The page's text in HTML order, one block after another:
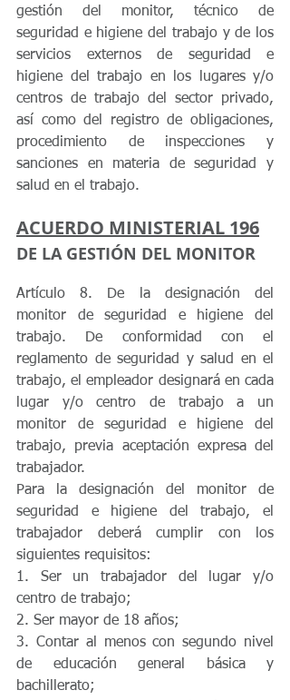
gestión del monitor, técnico de
seguridad e higiene del trabajo y de los
servicios externos de seguridad e
higiene del trabajo en los lugares y/o
centros de trabajo del sector privado,
así como del registro de obligaciones,
procedimiento de inspecciones y
sanciones en materia de seguridad y
salud en el trabajo.
ACUERDO MINISTERIAL 196
DE LA GESTIÓN DEL MONITOR
Artículo 8. De la designación del
monitor de seguridad e higiene del
trabajo. De conformidad con el
reglamento de seguridad y salud en el
trabajo, el empleador designará en cada
lugar y/o centro de trabajo a un
monitor de seguridad e higiene del
trabajo, previa aceptación expresa del
trabajador.
Para la designación del monitor de
seguridad e higiene del trabajo, el
trabajador deberá cumplir con los
siguientes requisitos:
1. Ser un trabajador del lugar y/o
centro de trabajo;
2. Ser mayor de 18 años;
3. Contar al menos con segundo nivel
de educación general básica y
bachillerato;